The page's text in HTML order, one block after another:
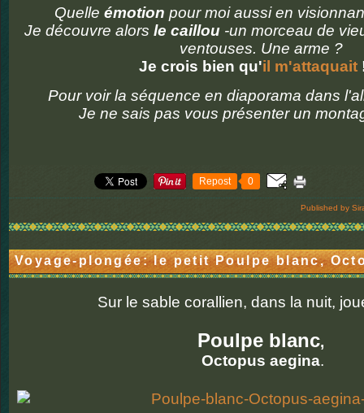
Quelle émotion pour moi aussi en
Je découvre alors le caillou -un morceau de
ventouses. Une arme ?
Je crois bien qu'il m'attaquait
Pour voir la séquence en diaporama dans
Je ne sais pas vous présenter un
Repost 0
Published by
Voyage-plongée: le petit Poulpe blanc,
Sur le sable corallien, dans la nuit,
Poulpe blanc,
Octopus aegina.